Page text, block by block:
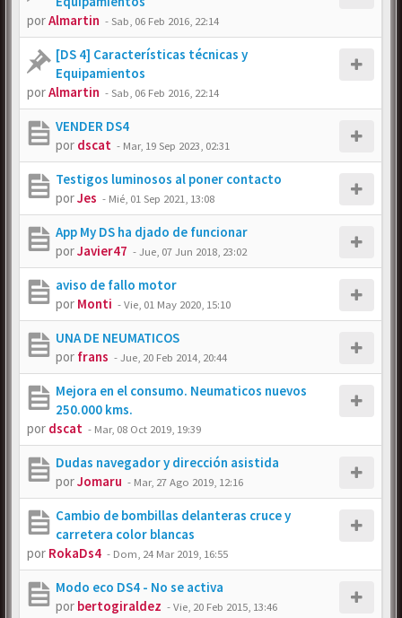
porAlmartin -Sab, 06 Feb 2016, 22:14
[DS 4] Características técnicas y
Equipamientos
porAlmartin -Sab, 06 Feb 2016, 22:14
VENDER DS4
por dscat - Mar, 19 Sep 2023, 02:31
Testigos luminosos al poner contacto
porJes - Mié, 01 Sep 2021, 13:08
App My DS ha djado de funcionar
porJavier47 -Jue, 07 Jun 2018, 23:02
aviso de fallo motor
por Monti -Vie, 01 May 2020, 15:10
UNA DE NEUMATICOS
por frans -Jue, 20 Feb 2014, 20:44
Mejora en el consumo. Neumaticos nuevos
250.000 kms.
por dscat - Mar, 08 Oct 2019, 19:39
Dudas navegador y dirección asistida
porJomaru - Mar, 27 Ago 2019, 12:16
Cambio de bombillas delanteras cruce y
carretera color blancas
por RokaDs4 - Dom, 24 Mar 2019, 16:55
Modo eco DS4 - No se activa
por bertogiraldez -Vie, 20 Feb 2015, 13:46